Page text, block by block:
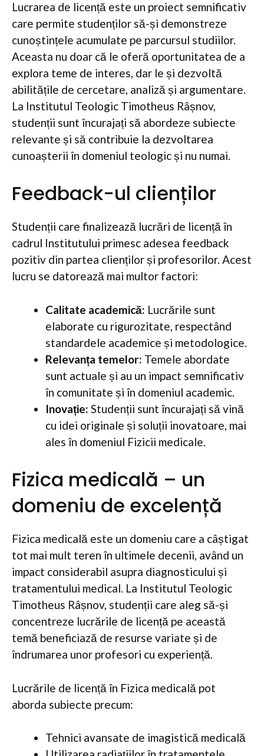
Lucrarea de licență este un proiect semnificativ
care permite studenților să-și demonstreze
cunoștințele acumulate pe parcursul studiilor.
Aceasta nu doar că le oferă oportunitatea de a
explora teme de interes, dar le și dezvoltă
abilitățile de cercetare, analiză și argumentare.
La Institutul Teologic Timotheus Râșnov,
studenții sunt încurajați să abordeze subiecte
relevante și să contribuie la dezvoltarea
cunoașterii în domeniul teologic și nu numai.
Feedback-ul clienților
Studenții care finalizează lucrări de licență în
cadrul Institutului primesc adesea feedback
pozitiv din partea clienților și profesorilor. Acest
lucru se datorează mai multor factori:
Calitate academică: Lucrările sunt
elaborate cu rigurozitate, respectând
standardele academice și metodologice.
Relevanța temelor: Temele abordate
sunt actuale și au un impact semnificativ
în comunitate și în domeniul academic.
Inovație: Studenții sunt încurajați să vină
cu idei originale și soluții inovatoare, mai
ales în domeniul Fizicii medicale.
Fizica medicală – un
domeniu de excelență
Fizica medicală este un domeniu care a câștigat
tot mai mult teren în ultimele decenii, având un
impact considerabil asupra diagnosticului și
tratamentului medical. La Institutul Teologic
Timotheus Râșnov, studenții care aleg să-și
concentreze lucrările de licență pe această
temă beneficiază de resurse variate și de
îndrumarea unor profesori cu experiență.
Lucrările de licență în Fizica medicală pot
aborda subiecte precum:
Tehnici avansate de imagistică medicală